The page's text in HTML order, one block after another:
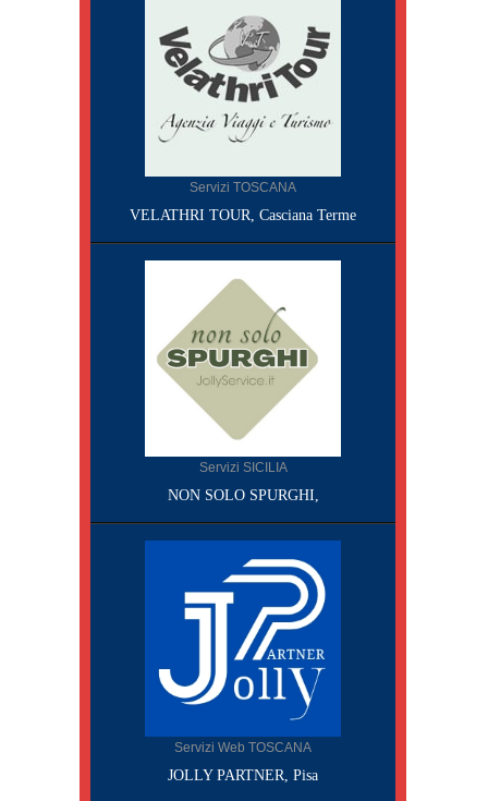
Servizi TOSCANA
VELATHRI TOUR, Casciana Terme
Servizi SICILIA
NON SOLO SPURGHI,
Servizi Web TOSCANA
JOLLY PARTNER, Pisa